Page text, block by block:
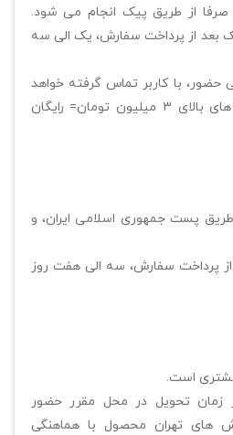
از طریق پیک انجام می شود.
بعد از پرداخت سفارش، یک الی سه
حضور، با کاربر تماس گرفته خواهد
شد.(هزینه ارسال سفارش های بالای ۳ میلیون تومان= رایگان
پست جمهوری اسلامی ایران، و
پرداخت سفارش، سه الی هفت روز
مشتری است.
تحویل در محل مقرر حضور
های تهران محصول با هماهنگی